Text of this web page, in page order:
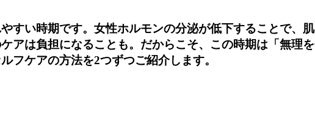
すい時期です。女性ホルモンの分泌が低下することで、
アは負担になることも。だからこそ、この時期は「無理
フケアの方法を2つずつご紹介します。